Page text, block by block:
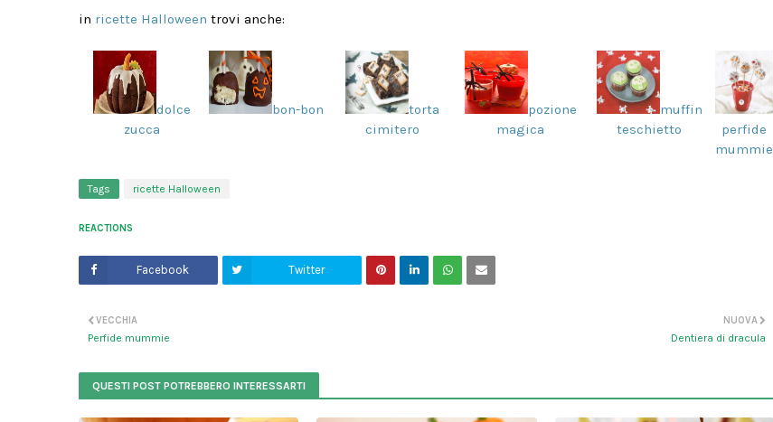
in ricette Halloween trovi anche:
dolce
zucca
bon-bon
torta
cimitero
pozione
magica
muffin
teschietto
perfide
mummie
Tags ricette Halloween
REACTIONS
Facebook Twitter
NUOVA
Dentiera di dracula
VECCHIA
Perfide mummie
QUESTI POST POTREBBERO INTERESSARTI